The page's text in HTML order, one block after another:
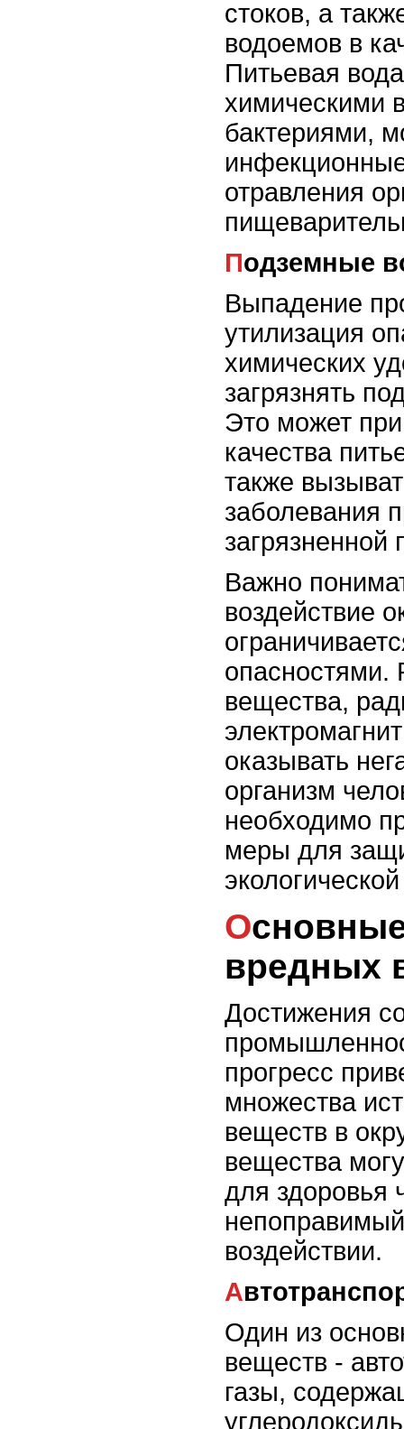
стоков, а
водоемов в
Питьевая
химическими
бактериями,
отравления
Подземные
Выпадение
утилизация
химических
загрязнять
Это может
качества
также
заболевания
загрязненной
Важно
воздействие
опасностями.
вещества,
оказывать
организм
необходимо
меры для
Основные источники
вредных
Достижения
прогресс
множества
веществ в
вещества
для здоровья
воздействии.
Один из
веществ -
газы,